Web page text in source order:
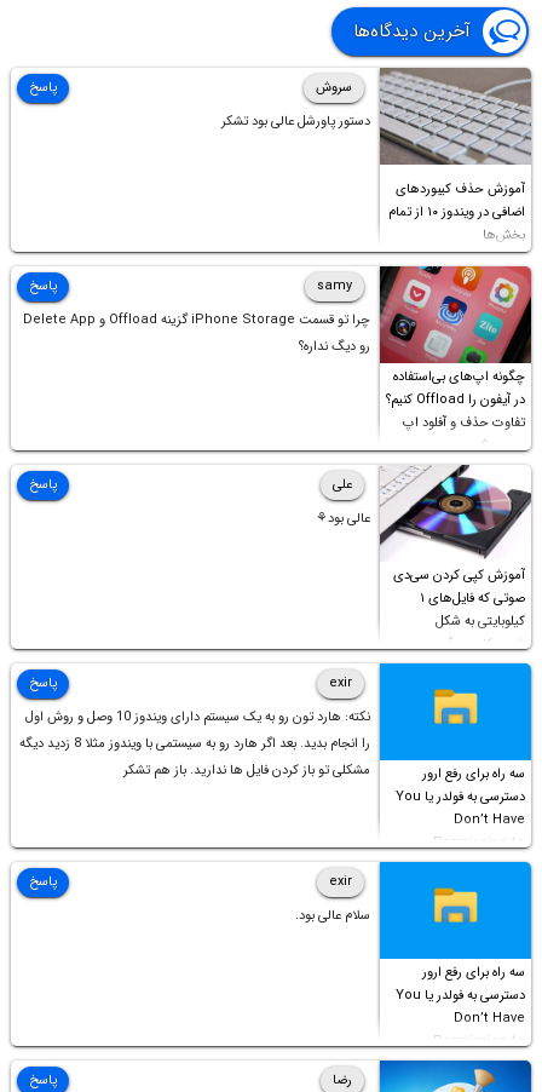
آخرین دیدگاه‌ها
آموزش حذف کیبوردهای
اضافی در ویندوز ۱۰ از تمام
بخش‌ها
سروش
دستور پاورشل عالی بود تشکر
پاسخ
چگونه اپ‌های بی‌استفاده
در آیفون را Offload کنیم؟
تفاوت حذف و آفلود اپ
چیست؟
samy
چرا تو قسمت iPhone Storage گزینه Offload و Delete App
رو دیگ نداره؟
پاسخ
آموزش کپی کردن سی‌دی
صوتی که فایل‌های ۱
کیلوبایتی به شکل
شورت‌کات در آن موجود
است!
علی
عالی بود⚘
پاسخ
سه راه برای رفع ارور
دسترسی به فولدر یا You
Don’t Have
Permission to
Access this folder
exir
نکته: هارد تون رو به یک سیستم دارای ویندوز 10 وصل و روش اول
را انجام بدید. بعد اگر هارد رو به سیستمی با ویندوز مثلا 8 زدید دیگه
مشکلی تو باز کردن فایل ها ندارید. باز هم تشکر
پاسخ
سه راه برای رفع ارور
دسترسی به فولدر یا You
Don’t Have
Permission to
Access this folder
exir
سلام عالی بود.
پاسخ
رضا
پاسخ